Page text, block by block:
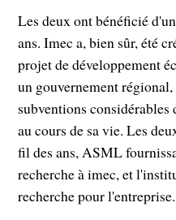
Les deux ont bénéficié
ans. Imec a, bien sûr, été
projet de développement
un gouvernement
subventions
au cours de sa vie. Les
fil des ans, ASML
recherche à imec, et
recherche pour l'entreprise.